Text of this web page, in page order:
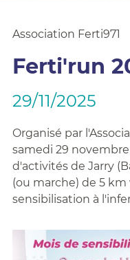
Association Ferti971
Ferti'run
29/11/2025
Organisé par
samedi 29 novembre
d'activités de Jarry
(ou marche) de 5
sensibilisation à